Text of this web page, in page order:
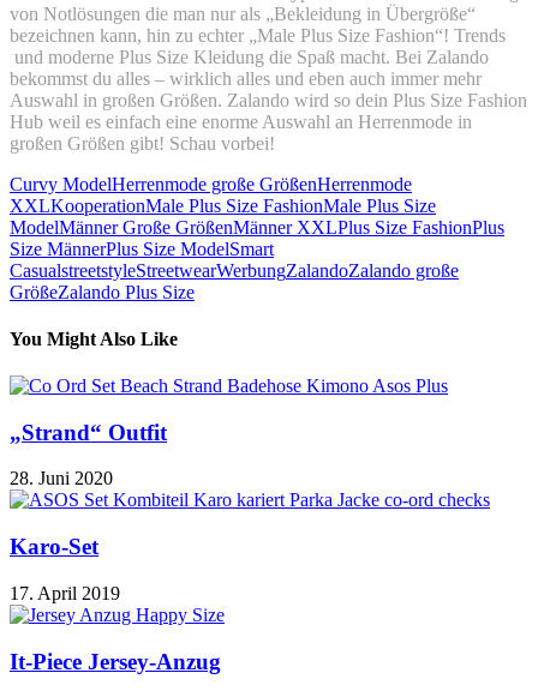
von Notlösungen die man nur als „Bekleidung in Übergröße“
bezeichnen kann, hin zu echter „Male Plus Size Fashion“! Trends
und moderne Plus Size Kleidung die Spaß macht. Bei Zalando
bekommst du alles – wirklich alles und eben auch immer mehr
Auswahl in großen Größen. Zalando wird so dein Plus Size Fashion
Hub weil es einfach eine enorme Auswahl an Herrenmode in
großen Größen gibt! Schau vorbei!
Curvy ModelHerrenmode große GrößenHerrenmode
XXLKooperationMale Plus Size FashionMale Plus Size
ModelMänner Große GrößenMänner XXLPlus Size FashionPlus
Size MännerPlus Size ModelSmart
CasualstreetstyleStreetwearWerbungZalandoZalando große
GrößeZalando Plus Size
You Might Also Like
„Strand“ Outfit
28. Juni 2020
Karo-Set
17. April 2019
It-Piece Jersey-Anzug